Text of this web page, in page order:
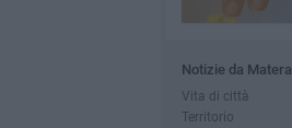
Notizie da Matera
Vita di città
Territorio